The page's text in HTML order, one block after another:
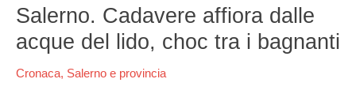
Salerno. Cadavere affiora dalle
acque del lido, choc tra i bagnanti
Cronaca, Salerno e provincia
Cadavere
affiora
dalle
del